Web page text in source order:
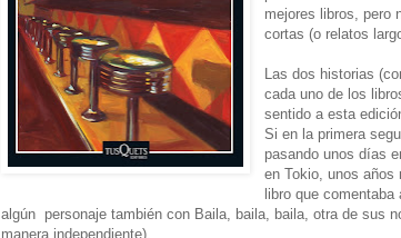
mejores libros, pero
cortas (o relatos
Las dos historias
cada uno de los
sentido a esta
Si en la primera
pasando unos días
en Tokio, unos años
libro que
algún personaje también con Baila, baila, baila, otra de sus
manera independiente).